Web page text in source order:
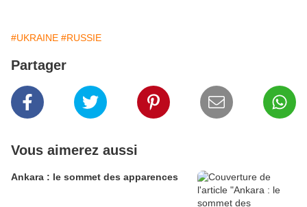
#UKRAINE #RUSSIE
Partager
Vous aimerez aussi
Ankara : le sommet des apparences